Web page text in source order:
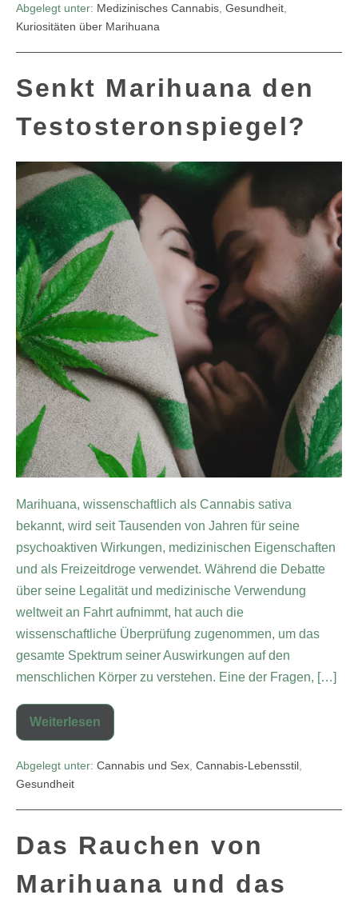
Abgelegt unter: Medizinisches Cannabis Gesundheit
Kuriositäten über Marihuana
Senkt Marihuana den
Testosteronspiegel?
Marihuana, wissenschaftlich als Cannabis sativa
bekannt, wird seit Tausenden von Jahren für seine
psychoaktiven Wirkungen, medizinischen Eigenschaften
und als Freizeitdroge verwendet. Während die Debatte
über seine Legalität und medizinische Verwendung
weltweit an Fahrt aufnimmt, hat auch die
wissenschaftliche Überprüfung zugenommen, um das
gesamte Spektrum seiner Auswirkungen auf den
menschlichen Körper zu verstehen. Eine der Fragen, […]
Weiterlesen
Abgelegt unter: Cannabis und Sex Cannabis-Lebensstil
Gesundheit
Das Rauchen von
Marihuana und das